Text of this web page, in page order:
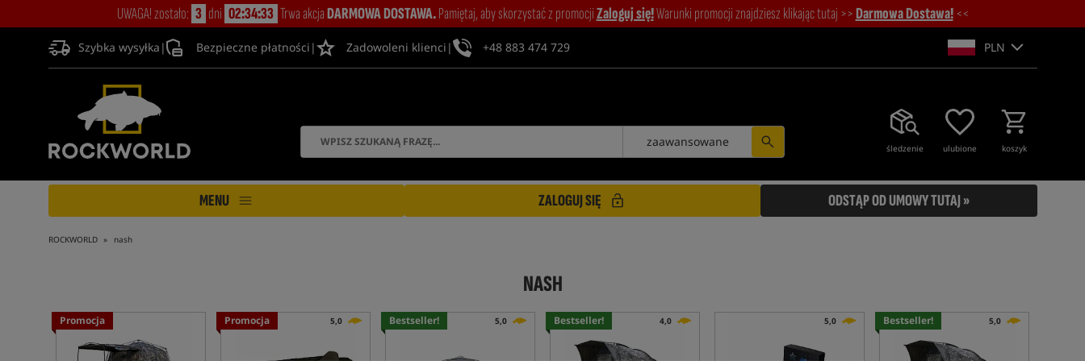
UWAGA! zostało: 3 dni 02:34:33 Trwa akcjaDARMOWA DOSTAWA.Pamiętaj, aby skorzystać z promocjiZaloguj się!Warunki promocji znajdziesz klikając tutaj >>Darmowa Dostawa! <<
Szybka wysyłka | Bezpieczne płatności | Zadowoleni klienci | +48 883 474 729 PLN
śledzenie ulubione koszyk
zaawansowane
MENU ZALOGUJ SIĘ ODSTĄP OD UMOWY TUTAJ »
ROCKWORLD nash
NASH
Promocja Promocja 5,0 Bestseller! 5,0 Bestseller! 4,0 5,0 Bestseller! 5,0